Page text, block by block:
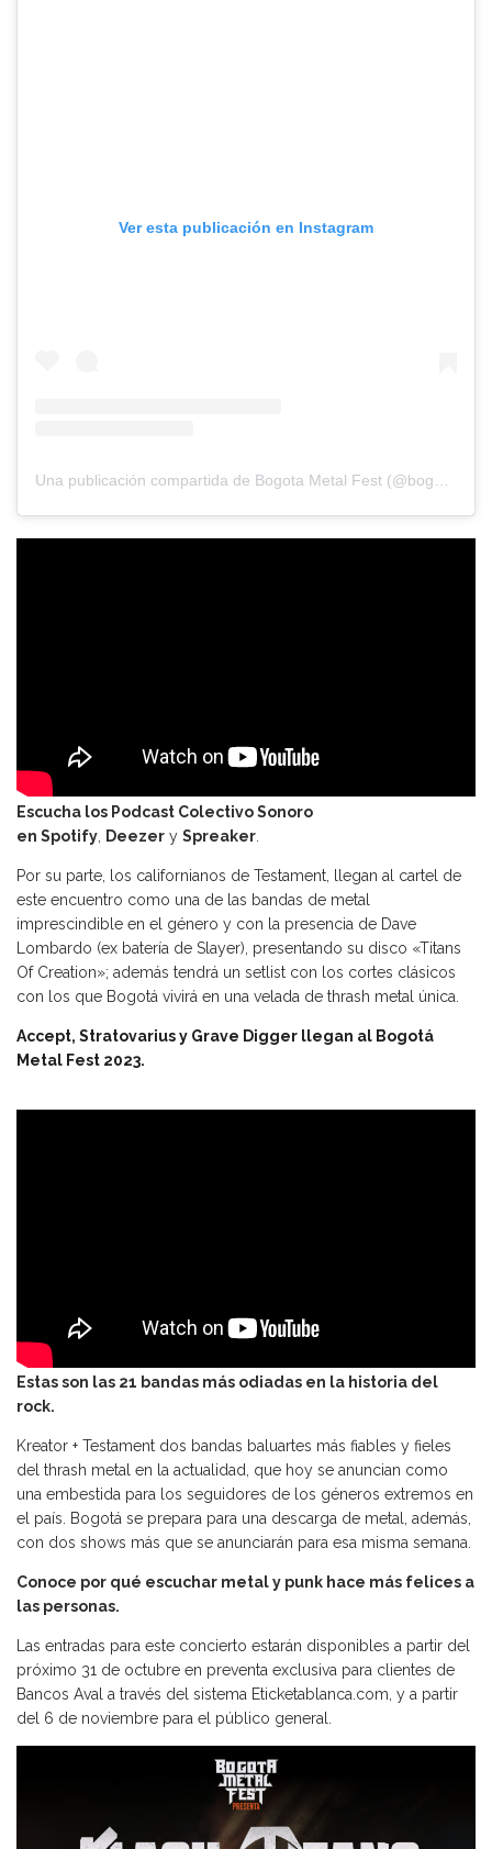
Ver esta publicación en Instagram
Una publicación compartida de Bogota Metal Fest (@bogmetalfest)
Escucha los Podcast Colectivo Sonoro
en Spotify Deezer y Spreaker
Por su parte, los californianos de Testament, llegan al cartel de
este encuentro como una de las bandas de metal
imprescindible en el género y con la presencia de Dave
Lombardo (ex batería de Slayer), presentando su disco «Titans
Of Creation»; además tendrá un setlist con los cortes clásicos
con los que Bogotá vivirá en una velada de thrash metal única.
Accept, Stratovarius y Grave Digger llegan al Bogotá
Metal Fest 2023.
Estas son las 21 bandas más odiadas en la historia del
rock.
Kreator + Testament dos bandas baluartes más fiables y fieles
del thrash metal en la actualidad, que hoy se anuncian como
una embestida para los seguidores de los géneros extremos en
el país. Bogotá se prepara para una descarga de metal, además,
con dos shows más que se anunciarán para esa misma semana.
Conoce por qué escuchar metal y punk hace más felices a
las personas.
Las entradas para este concierto estarán disponibles a partir del
próximo 31 de octubre en preventa exclusiva para clientes de
Bancos Aval a través del sistema Eticketablanca.com, y a partir
del 6 de noviembre para el público general.